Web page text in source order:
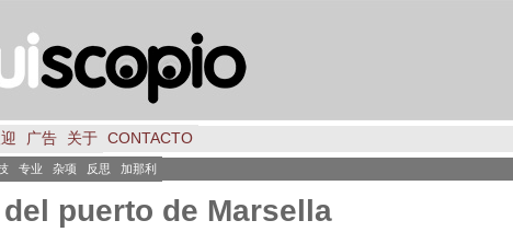
广告 关于 CONTACTO
专业 杂项 反思 加那利
puerto de Marsella